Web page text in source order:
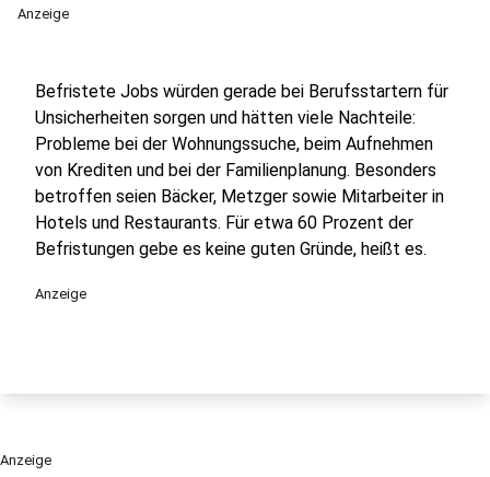
Anzeige
Befristete Jobs würden gerade bei Berufsstartern für
Unsicherheiten sorgen und hätten viele Nachteile:
Probleme bei der Wohnungssuche, beim Aufnehmen
von Krediten und bei der Familienplanung. Besonders
betroffen seien Bäcker, Metzger sowie Mitarbeiter in
Hotels und Restaurants. Für etwa 60 Prozent der
Befristungen gebe es keine guten Gründe, heißt es.
Anzeige
Anzeige